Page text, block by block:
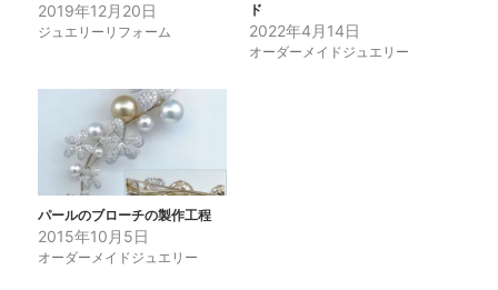
2019年12月20日
ジュエリーリフォーム
ド
2022年4月14日
オーダーメイドジュエリー
パールのブローチの製作工程
2015年10月5日
オーダーメイドジュエリー